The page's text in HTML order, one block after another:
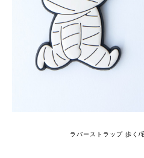
ラバーストラップ 歩く